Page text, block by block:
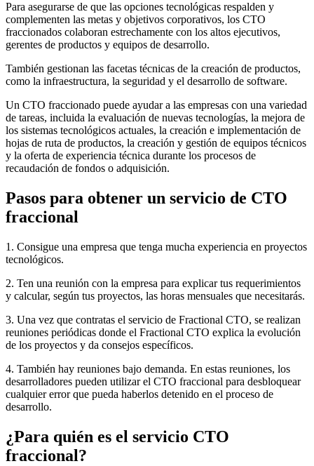
Para asegurarse de que las opciones tecnológicas respalden y
complementen las metas y objetivos corporativos, los CTO
fraccionados colaboran estrechamente con los altos ejecutivos,
gerentes de productos y equipos de desarrollo.
También gestionan las facetas técnicas de la creación de productos,
como la infraestructura, la seguridad y el desarrollo de software.
Un CTO fraccionado puede ayudar a las empresas con una variedad
de tareas, incluida la evaluación de nuevas tecnologías, la mejora de
los sistemas tecnológicos actuales, la creación e implementación de
hojas de ruta de productos, la creación y gestión de equipos técnicos
y la oferta de experiencia técnica durante los procesos de
recaudación de fondos o adquisición.
Pasos para obtener un servicio de CTO
fraccional
1. Consigue una empresa que tenga mucha experiencia en proyectos
tecnológicos.
2. Ten una reunión con la empresa para explicar tus requerimientos
y calcular, según tus proyectos, las horas mensuales que necesitarás.
3. Una vez que contratas el servicio de Fractional CTO, se realizan
reuniones periódicas donde el Fractional CTO explica la evolución
de los proyectos y da consejos específicos.
4. También hay reuniones bajo demanda. En estas reuniones, los
desarrolladores pueden utilizar el CTO fraccional para desbloquear
cualquier error que pueda haberlos detenido en el proceso de
desarrollo.
¿Para quién es el servicio CTO
fraccional?